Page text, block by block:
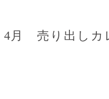
4月 売り出しカ